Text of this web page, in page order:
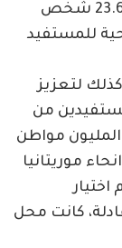
وتوزيع لبطاقات التأمين الصحي على 23.600 شخص
للمستفيد
لتعزيز
من
مواطن
موريتانيا
كانت محل